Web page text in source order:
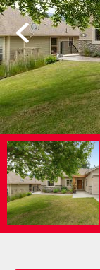
Previous